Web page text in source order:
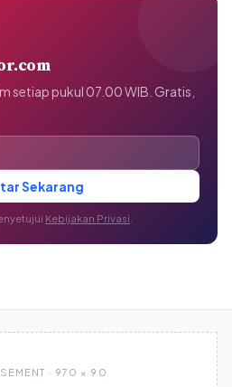
setiap pukul 07.00 WIB. Gratis,
Sekarang
Kebijakan Privasi
· 970 × 90